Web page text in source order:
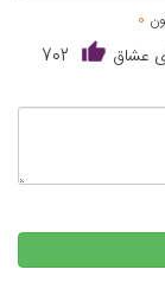
0
عشاق 702